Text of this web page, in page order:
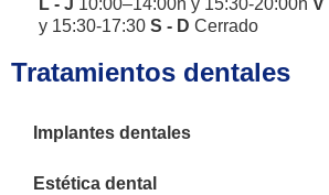
L - J 10:00–14:00h y 15:30-20:00h V
y 15:30-17:30 S - D Cerrado
Tratamientos dentales
Implantes dentales
Estética dental